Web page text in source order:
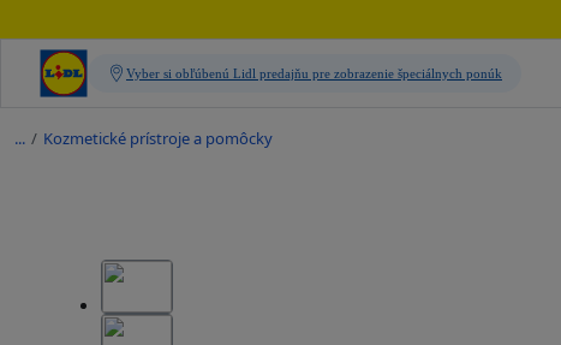
/ Kozmetické prístroje a pomôcky